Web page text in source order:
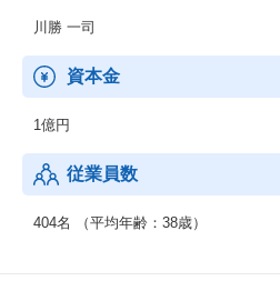
川勝 一司
資本金
1億円
従業員数
404名 （平均年齢：38歳）